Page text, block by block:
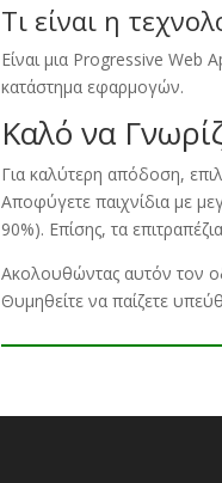
Τι είναι η
Είναι μια Progressive Web
κατάστημα εφαρμογών.
Καλό να
Για καλύτερη απόδοση,
Αποφύγετε παιχνίδια με
90%). Επίσης,τα
Ακολουθώντας αυτόν τον
Θυμηθείτε να παίζετε